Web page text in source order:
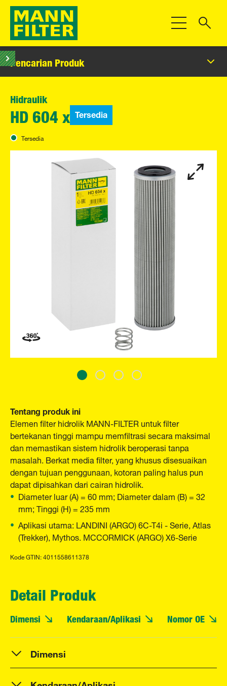
Beralih
Pencarian Produk
Hidraulik
HD 604 x Tersedia
Tersedia
Tentang produk ini
Elemen filter hidrolik MANN-FILTER untuk filter
bertekanan tinggi mampu memfiltrasi secara maksimal
dan memastikan sistem hidrolik beroperasi tanpa
masalah. Berkat media filter, yang khusus disesuaikan
dengan tujuan penggunaan, kotoran paling halus pun
dapat dipisahkan dari cairan hidrolik.
Diameter luar (A) = 60 mm; Diameter dalam (B) = 32
mm; Tinggi (H) = 235 mm
Aplikasi utama: LANDINI (ARGO) 6C-T4i - Serie, Atlas
(Trekker), Mythos. MCCORMICK (ARGO) X6-Serie
Kode GTIN: 4011558611378
Detail Produk
Dimensi Kendaraan/Aplikasi Nomor OE
Dimensi